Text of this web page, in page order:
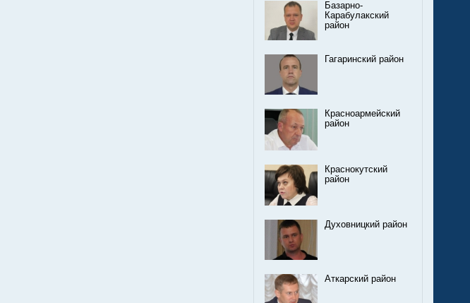
Базарно-
Карабулакский
район
Гагаринский район
Красноармейский
район
Краснокутский
район
Духовницкий район
Аткарский район